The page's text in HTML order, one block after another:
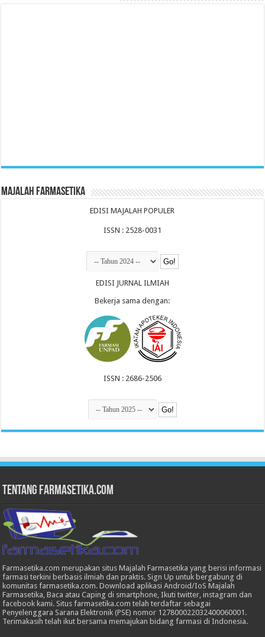
Majalah Farmasetika
EDISI MAJALAH POPULER
ISSN : 2528-0031
EDISI JURNAL ILMIAH
Bekerja sama dengan:
ISSN : 2686-2506
Tentang Farmasetika.com
Farmasetika.com merupakan situs Majalah Farmasetika yang berisi informasi
farmasi terkini berbasis ilmiah dan praktis. Sign Up untuk bergabung di
komunitas farmasetika.com. Download aplikasi Android/IoS Majalah
Farmasetika, Baca atau Caping di smartphone, Ikuti twitter, instagram dan
facebook kami. Situs farmasetika.com telah terdaftar sebagai
Penyelenggara Sarana Elektronik (PSE) nomor 127800022032400060001.
Terimakasih telah ikut bersama memajukan bidang farmasi di Indonesia.